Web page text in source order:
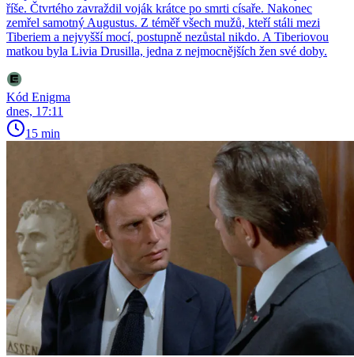
říše. Čtvrtého zavraždil voják krátce po smrti císaře. Nakonec
zemřel samotný Augustus. Z téměř všech mužů, kteří stáli mezi
Tiberiem a nejvyšší mocí, postupně nezůstal nikdo. A Tiberiovou
matkou byla Livia Drusilla, jedna z nejmocnějších žen své doby.
Kód Enigma
dnes, 17:11
15 min